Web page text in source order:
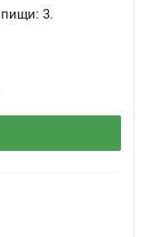
3.